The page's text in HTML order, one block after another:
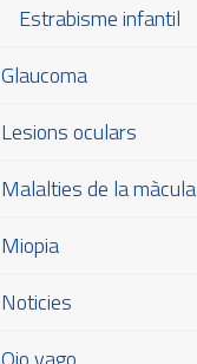
Estrabisme infantil
Glaucoma
Lesions oculars
Malalties de la màcula
Miopia
Noticies